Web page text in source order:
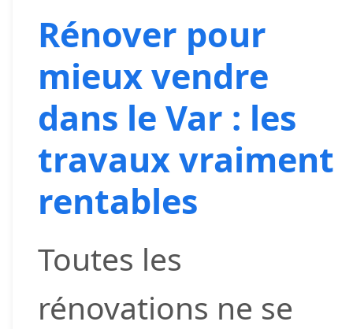
Rénover pour
mieux vendre
dans le Var : les
travaux vraiment
rentables
Toutes les
rénovations ne se